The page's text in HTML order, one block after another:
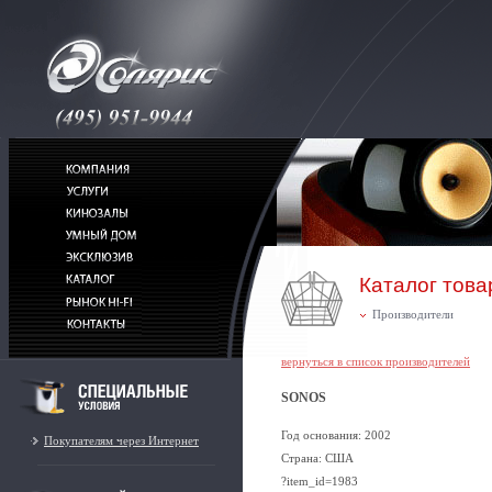
Покупателям через Интернет
Каталог
Производители
вернуться в список производителей
SONOS
Год основания: 2002
Страна: США
?item_id=1983